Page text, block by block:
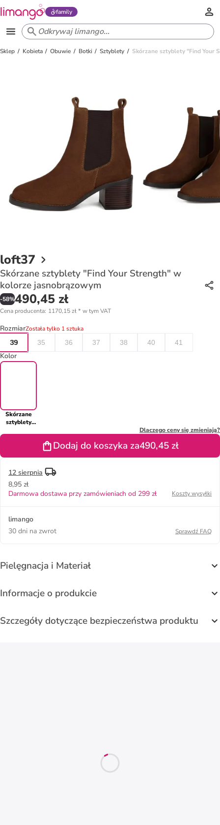
family
Sklep Kobieta Obuwie Botki Sztyblety Skórzane sztyblety "Find Your
loft37
Skórzane sztyblety "Find Your Strength" w
kolorze jasnobrązowym
-58%490,45 zł
Cena producenta: 1170,15 zł* w tym VAT
RozmiarZostała tylko 1 sztuka
39
35 36 37 38 40 41
Kolor
Skórzane
sztyblety
Strength" w
jasnobrązowym
Dlaczego ceny się zmieniają?
Dodaj do koszyka za490,45 zł
12 sierpnia
8,95 zł
Darmowa dostawa przy zamówieniach od 299 zł
Koszty wysyłki
limango
30 dni na zwrot
Sprawdź FAQ
Pielęgnacja i Materiał
Informacje o produkcie
Szczegóły dotyczące bezpieczeństwa produktu